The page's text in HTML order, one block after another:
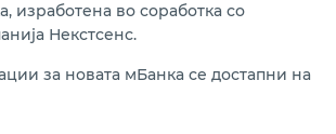
изработена во соработка со
Некстсенс.
за новата мБанка се достапни на